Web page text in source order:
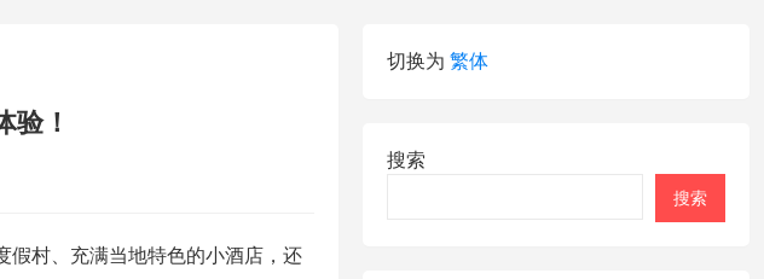
验！
假村、充满当地特色的小酒店，还
切换为 繁体
搜索
搜索